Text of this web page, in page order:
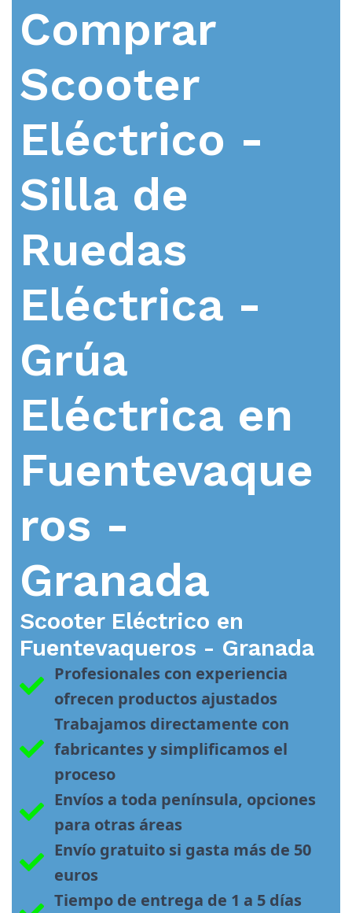
Comprar
Scooter
Eléctrico -
Silla de
Ruedas
Eléctrica -
Grúa
Eléctrica en
Fuentevaque
ros -
Granada
Scooter Eléctrico en
Fuentevaqueros - Granada
Profesionales con experiencia
ofrecen productos ajustados
Trabajamos directamente con
fabricantes y simplificamos el
proceso
Envíos a toda península, opciones
para otras áreas
Envío gratuito si gasta más de 50
euros
Tiempo de entrega de 1 a 5 días